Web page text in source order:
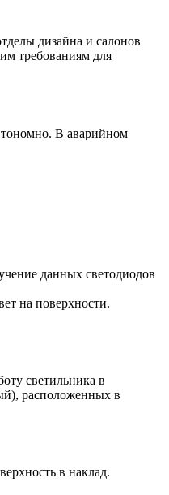
дизайна и салонов
требованиям для
В аварийном
данных светодиодов
на поверхности.
светильника в
расположенных в
в наклад.